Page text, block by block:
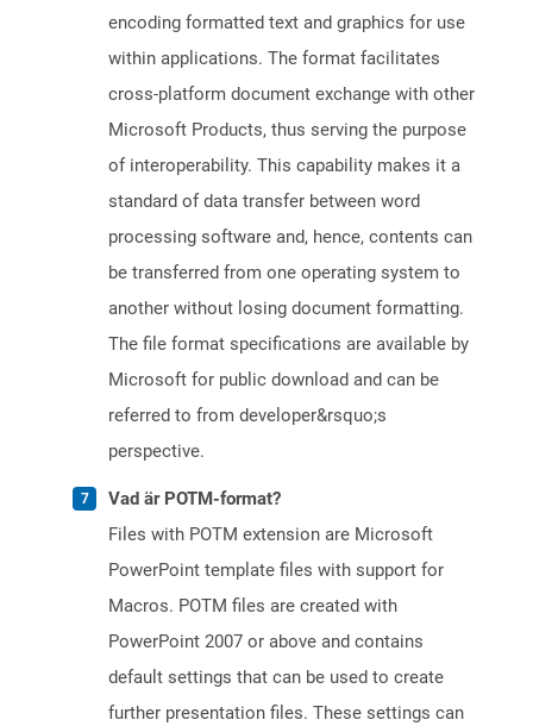
encoding formatted text and graphics for use
within applications. The format facilitates
cross-platform document exchange with other
Microsoft Products, thus serving the purpose
of interoperability. This capability makes it a
standard of data transfer between word
processing software and, hence, contents can
be transferred from one operating system to
another without losing document formatting.
The file format specifications are available by
Microsoft for public download and can be
referred to from developer&rsquo;s
perspective.
Vad är POTM-format?
Files with POTM extension are Microsoft
PowerPoint template files with support for
Macros. POTM files are created with
PowerPoint 2007 or above and contains
default settings that can be used to create
further presentation files. These settings can